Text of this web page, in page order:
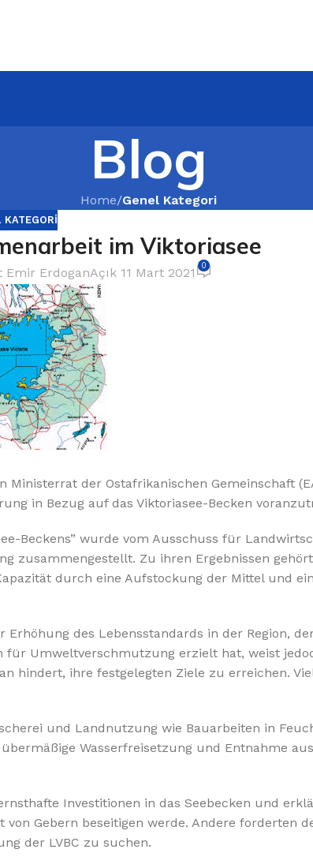
%10 INDIRIM
Blog
Home/Genel Kategori
KATEGORI
im Viktoriasee
Emir ErdoganAçık 11 Mart 2021 0
der Ostafrikanischen Gemeinschaft
in Bezug auf das Viktoriasee-Becken
Beckens” wurde vom Ausschuss für
zusammengestellt. Zu ihren Ergebnissen
durch eine Aufstockung der Mittel und
des Lebensstandards in der Region,
Umweltverschmutzung erzielt hat, weist
hindert, ihre festgelegten Ziele zu erreichen.
und Landnutzung wie Bauarbeiten in
Wasserfreisetzung und Entnahme
Investitionen in das Seebecken und
Gebern beseitigen werde. Andere forderten
der LVBC zu suchen.